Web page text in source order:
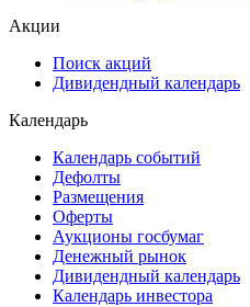
Акции
Поиск акций
Дивидендный календарь
Календарь
Календарь событий
Дефолты
Размещения
Оферты
Аукционы госбумаг
Денежный рынок
Дивидендный календарь
Календарь инвестора